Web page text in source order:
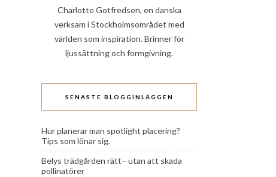
Charlotte Gotfredsen, en danska
verksam i Stockholmsområdet med
världen som inspiration. Brinner för
ljussättning och formgivning.
SENASTE BLOGGINLÄGGEN
Hur planerar man spotlight placering?
Tips som lönar sig.
Belys trädgården rätt– utan att skada
pollinatörer